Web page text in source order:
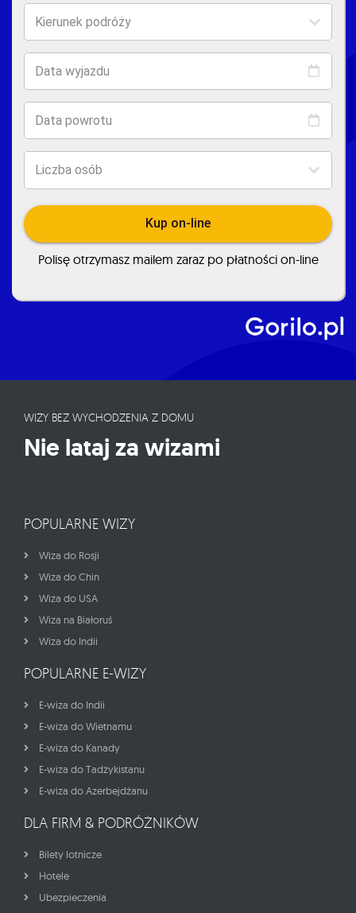
Kierunek podróży
Data wyjazdu
Data powrotu
Liczba osób
Kup on-line
Polisę otrzymasz mailem zaraz po płatności on-line
WIZY BEZ WYCHODZENIA Z DOMU
Nie lataj za wizami
POPULARNE WIZY
Wiza do Rosji
Wiza do Chin
Wiza do USA
Wiza na Białoruś
Wiza do Indii
POPULARNE E-WIZY
E-wiza do Indii
E-wiza do Wietnamu
E-wiza do Kanady
E-wiza do Tadżykistanu
E-wiza do Azerbejdżanu
DLA FIRM & PODRÓŻNIKÓW
Bilety lotnicze
Hotele
Ubezpieczenia